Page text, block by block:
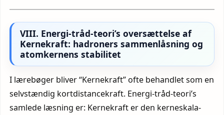
VIII. Energi-tråd-teori’s oversættelse af
Kernekraft: hadroners sammenlåsning og
atomkernens stabilitet
I lærebøger bliver “Kernekraft” ofte behandlet som en
selvstændig kortdistancekraft. Energi-tråd-teori’s
samlede læsning er: Kernekraft er den kerneskala-